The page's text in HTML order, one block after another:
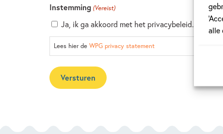
alle
Instemming (Vereist)
Ja, ik ga akkoord met het privacybeleid.
Lees hier de WPG privacy statement